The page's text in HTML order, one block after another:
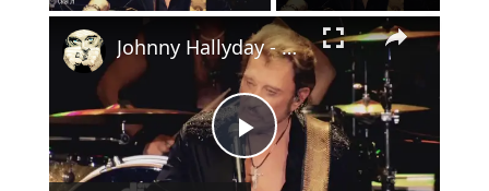
Play
Johnny Hallyday - Dead or alive - Théâtre de Paris 2013